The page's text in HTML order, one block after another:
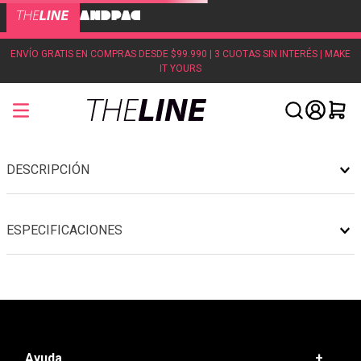
ENVÍO GRATIS EN COMPRAS DESDE $99.990 | 3 CUOTAS SIN INTERÉS | MAKE
IT YOURS
DESCRIPCIÓN
ESPECIFICACIONES